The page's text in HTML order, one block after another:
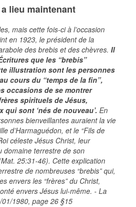
lieu maintenant
mais cette fois-​ci à l’occasion
en 1923, le président de la
des brebis et des chèvres. Il
que les “brebis”
illustration sont les personnes
cours du “temps de la fin”,
occasions de se montrer
spirituels de Jésus,
qui sont ‘nés de nouveau’. En
bienveillantes auraient la vie
d’Harmaguédon, et le “Fils de
céleste Jésus Christ, leur
domaine terrestre de son
25:31-46). Cette explication
de nombreuses “brebis” qui,
envers les “frères” du Christ,
envers Jésus lui-​même. - La
1980, page 26 §15